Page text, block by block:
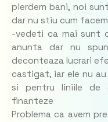
pierdem bani, noi
dar nu stiu cum
-vedeti ca mai sunt
anunta dar nu
deconteaza lucrari
castigat, iar ele nu
si pentru liniile de
finanteze
Problema ca avem